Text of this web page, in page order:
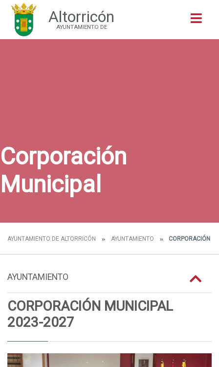
Altorricón
AYUNTAMIENTO DE
Corporación
Municipal
AYUNTAMIENTO DE ALTORRICÓN AYUNTAMIENTO CORPORACIÓN
AYUNTAMIENTO
CORPORACIÓN MUNICIPAL
2023-2027